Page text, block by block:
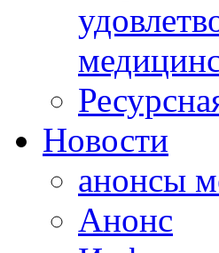
Новости
анонсы
Анонс